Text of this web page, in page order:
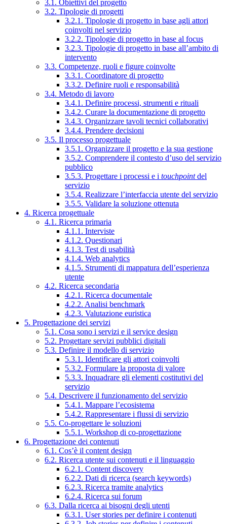
3.1. Obiettivi del progetto
3.2. Tipologie di progetti
3.2.1. Tipologie di progetto in base agli attori
coinvolti nel servizio
3.2.2. Tipologie di progetto in base al focus
3.2.3. Tipologie di progetto in base all’ambito di
intervento
3.3. Competenze, ruoli e figure coinvolte
3.3.1. Coordinatore di progetto
3.3.2. Definire ruoli e responsabilità
3.4. Metodo di lavoro
3.4.1. Definire processi, strumenti e rituali
3.4.2. Curare la documentazione di progetto
3.4.3. Organizzare tavoli tecnici collaborativi
3.4.4. Prendere decisioni
3.5. Il processo progettuale
3.5.1. Organizzare il progetto e la sua gestione
3.5.2. Comprendere il contesto d’uso del servizio
pubblico
3.5.3. Progettare i processi e i touchpointdel
servizio
3.5.4. Realizzare l’interfaccia utente del servizio
3.5.5. Validare la soluzione ottenuta
4. Ricerca progettuale
4.1. Ricerca primaria
4.1.1. Interviste
4.1.2. Questionari
4.1.3. Test di usabilità
4.1.4. Web analytics
4.1.5. Strumenti di mappatura dell’esperienza
utente
4.2. Ricerca secondaria
4.2.1. Ricerca documentale
4.2.2. Analisi benchmark
4.2.3. Valutazione euristica
5. Progettazione dei servizi
5.1. Cosa sono i servizi e il service design
5.2. Progettare servizi pubblici digitali
5.3. Definire il modello di servizio
5.3.1. Identificare gli attori coinvolti
5.3.2. Formulare la proposta di valore
5.3.3. Inquadrare gli elementi costitutivi del
servizio
5.4. Descrivere il funzionamento del servizio
5.4.1. Mappare l’ecosistema
5.4.2. Rappresentare i flussi di servizio
5.5. Co-progettare le soluzioni
5.5.1. Workshop di co-progettazione
6. Progettazione dei contenuti
6.1. Cos’è il content design
6.2. Ricerca utente sui contenuti e il linguaggio
6.2.1. Content discovery
6.2.2. Dati di ricerca (search keywords)
6.2.3. Ricerca tramite analytics
6.2.4. Ricerca sui forum
6.3. Dalla ricerca ai bisogni degli utenti
6.3.1. User stories per definire i contenuti